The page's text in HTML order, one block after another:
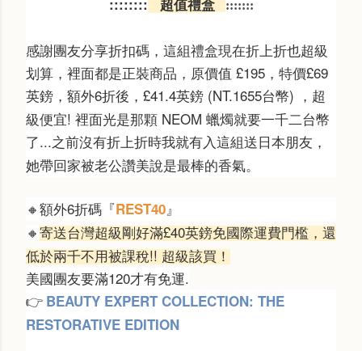
::::::::超值禮盒 :::::::
感謝團友分享折扣碼，這組禮盒現在折上折也超級
划算，裡面都是正裝商品，原價值 £195，特價£69
英鎊，額外6折後， £41.4英鎊 (NT.1655台幣) ，超
級便宜! 裡面光是那顆 NEOM 蠟燭就要一千二台幣
了...之前沒有折上折時我就有入這組送日本朋友，
她帶回家被老公讚美說是最棒的香氣。
🔸 額外6折碼『REST40』
🔸 寄送台灣超級剛好滿£40英鎊免國際運費門檻，還
低於兩千不用被課稅!! 超級該買！
美國團友要滿120才有免運.
👉 BEAUTY EXPERT COLLECTION: THE
RESTORATIVE EDITION